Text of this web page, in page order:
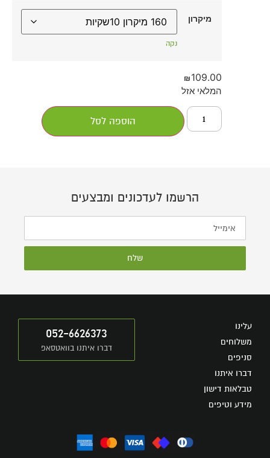
מיקרון
נקה
₪109.00
המלאי אזל
הוספה לסל
הרשמו לעדכונים ומבצעים
שלח
עלינו
משלוחים
סניפים
דברו איתנו
טבלאות דישון
מידע וטיפים
052-6626373
דברו איתנו בוואטסאפ